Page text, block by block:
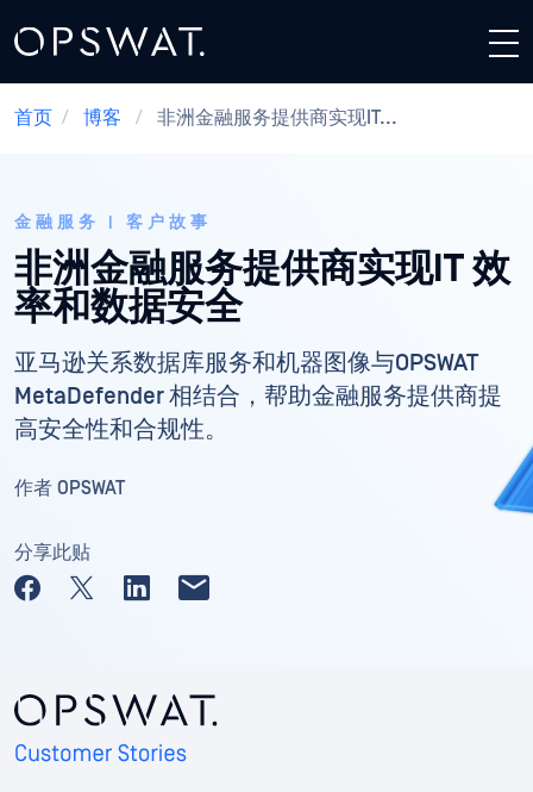
首页 / 博客 / 非洲金融服务提供商实现IT...
金融服务 | 客户故事
非洲金融服务提供商实现IT 效
率和数据安全
亚马逊关系数据库服务和机器图像与OPSWAT
MetaDefender 相结合，帮助金融服务提供商提
高安全性和合规性。
作者 OPSWAT
分享此贴